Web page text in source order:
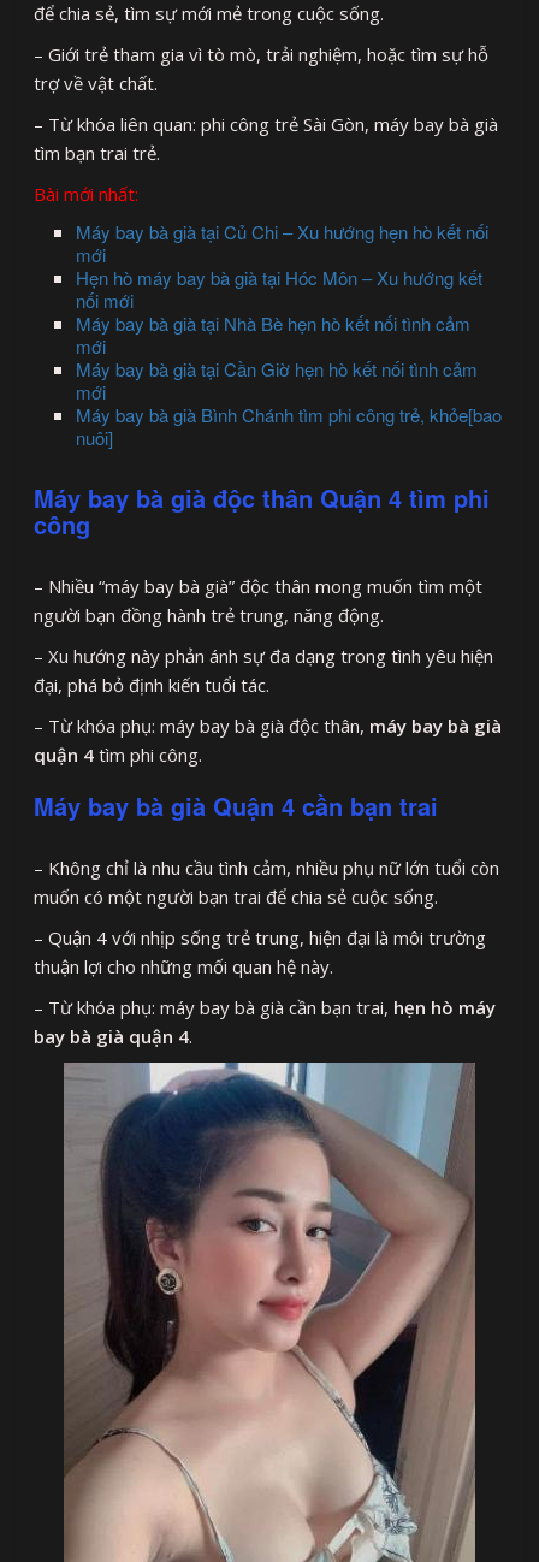
để chia sẻ, tìm sự mới mẻ trong cuộc sống.
– Giới trẻ tham gia vì tò mò, trải nghiệm, hoặc tìm sự hỗ
trợ về vật chất.
– Từ khóa liên quan: phi công trẻ Sài Gòn, máy bay bà già
tìm bạn trai trẻ.
Bài mới nhất:
Máy bay bà già tại Củ Chi – Xu hướng hẹn hò kết nối
mới
Hẹn hò máy bay bà già tại Hóc Môn – Xu hướng kết
nối mới
Máy bay bà già tại Nhà Bè hẹn hò kết nối tình cảm
mới
Máy bay bà già tại Cần Giờ hẹn hò kết nối tình cảm
mới
Máy bay bà già Bình Chánh tìm phi công trẻ, khỏe[bao
nuôi]
Máy bay bà già độc thân Quận 4 tìm phi
công
– Nhiều “máy bay bà già” độc thân mong muốn tìm một
người bạn đồng hành trẻ trung, năng động.
– Xu hướng này phản ánh sự đa dạng trong tình yêu hiện
đại, phá bỏ định kiến tuổi tác.
– Từ khóa phụ: máy bay bà già độc thân, máy bay bà già
quận 4 tìm phi công.
Máy bay bà già Quận 4 cần bạn trai
– Không chỉ là nhu cầu tình cảm, nhiều phụ nữ lớn tuổi còn
muốn có một người bạn trai để chia sẻ cuộc sống.
– Quận 4 với nhịp sống trẻ trung, hiện đại là môi trường
thuận lợi cho những mối quan hệ này.
– Từ khóa phụ: máy bay bà già cần bạn trai, hẹn hò máy
bay bà già quận 4.